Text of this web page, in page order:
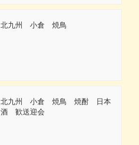
北九州 小倉 焼鳥
北九州 小倉 焼鳥 焼酎 日本
酒 歓送迎会